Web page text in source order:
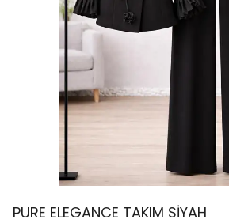
PURE ELEGANCE TAKIM SİYAH